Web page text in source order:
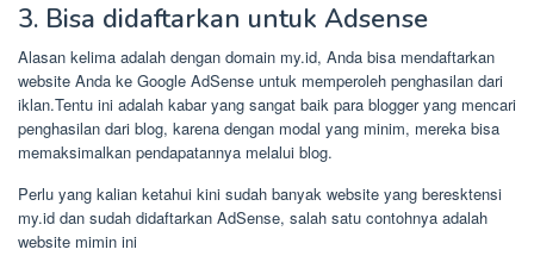
3. Bisa didaftarkan untuk Adsense
Alasan kelima adalah dengan domain my.id, Anda bisa mendaftarkan
website Anda ke Google AdSense untuk memperoleh penghasilan dari
iklan.Tentu ini adalah kabar yang sangat baik para blogger yang mencari
penghasilan dari blog, karena dengan modal yang minim, mereka bisa
memaksimalkan pendapatannya melalui blog.
Perlu yang kalian ketahui kini sudah banyak website yang beresktensi
my.id dan sudah didaftarkan AdSense, salah satu contohnya adalah
website mimin ini